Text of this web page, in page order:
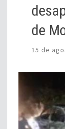
de
15 de